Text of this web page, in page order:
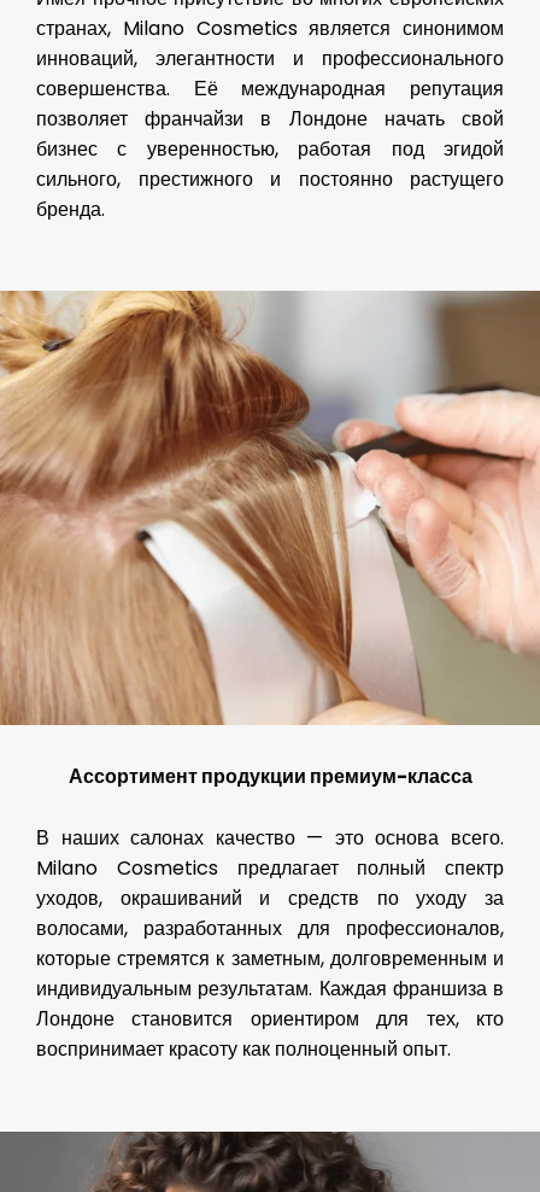
странах, Milano Cosmetics является синонимом
инноваций, элегантности и профессионального
совершенства. Её международная репутация
позволяет франчайзи в Лондоне начать свой
бизнес с уверенностью, работая под эгидой
сильного, престижного и постоянно растущего
бренда.
Ассортимент продукции премиум-класса
В наших салонах качество — это основа всего.
Milano Cosmetics предлагает полный спектр
уходов, окрашиваний и средств по уходу за
волосами, разработанных для профессионалов,
которые стремятся к заметным, долговременным и
индивидуальным результатам. Каждая франшиза в
Лондоне становится ориентиром для тех, кто
воспринимает красоту как полноценный опыт.